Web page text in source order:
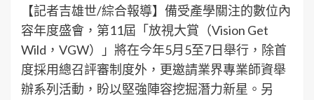
【記者吉雄世/綜合報導】備受產學關注的數位內
容年度盛會，第11屆「放視大賞（Vision Get
Wild，VGW）」將在今年5月5至7日舉行，除首
度採用總召評審制度外，更邀請業界專業師資舉
辦系列活動，盼以堅強陣容挖掘潛力新星。另